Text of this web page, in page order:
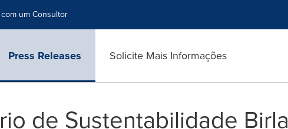
um Consultor
Press Releases Solicite Mais Informações
de Sustentabilidade Birla